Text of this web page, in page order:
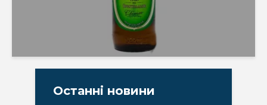
Останні новини